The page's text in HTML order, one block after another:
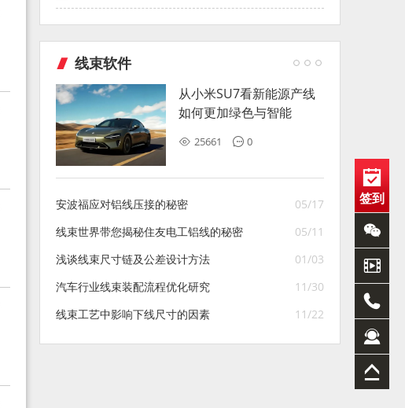
线束软件
从小米SU7看新能源产线
如何更加绿色与智能
25661 0
05/17
安波福应对铝线压接的秘密
05/11
线束世界带您揭秘住友电工铝线的秘密
01/03
浅谈线束尺寸链及公差设计方法
11/30
汽车行业线束装配流程优化研究
11/22
线束工艺中影响下线尺寸的因素
签到